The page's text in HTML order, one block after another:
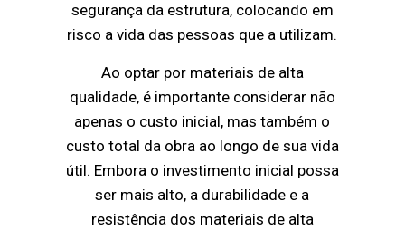
segurança da estrutura, colocando em
risco a vida das pessoas que a utilizam.
Ao optar por materiais de alta
qualidade, é importante considerar não
apenas o custo inicial, mas também o
custo total da obra ao longo de sua vida
útil. Embora o investimento inicial possa
ser mais alto, a durabilidade e a
resistência dos materiais de alta